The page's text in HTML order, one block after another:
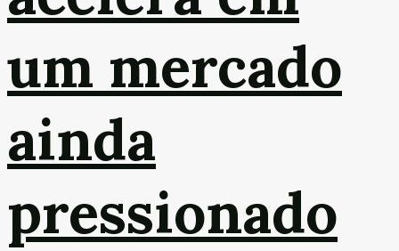
um mercado
ainda
pressionado